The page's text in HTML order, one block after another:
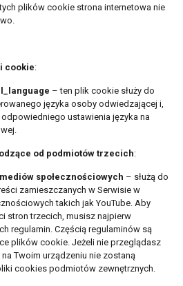
plików cookie strona internetowa nie
cookie:
– ten plik cookie służy do
języka osoby odwiedzającej i,
ustawienia języka na
od podmiotów trzecich:
społecznościowych – służą do
zamieszczanych w Serwisie w
takich jak YouTube. Aby
stron trzecich, musisz najpierw
regulamin. Częścią regulaminów są
plików cookie. Jeżeli nie przeglądasz
Twoim urządzeniu nie zostaną
cookies podmiotów zewnętrznych.